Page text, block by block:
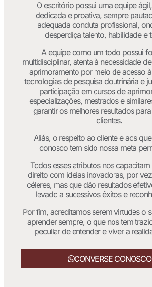
O escritório possui uma equipe
dedicada e proativa, sempre
adequada conduta profissional,
desperdiça talento, habilidade e
A equipe como um todo possui
multidisciplinar, atenta à necessidade
aprimoramento por meio de acesso
tecnologias de pesquisa doutrinária e
participação em cursos de
especializações, mestrados e
garantir os melhores resultados
clientes.
Aliás, o respeito ao cliente e aos
conosco tem sido nossa meta
Todos esses atributos nos
direito com ideias inovadoras, por
céleres, mas que dão resultados
levado a sucessivos êxitos e
Por fim, acreditamos serem virtudes o
aprender sempre, o que nos tem
peculiar de entender e viver a
CONVERSE CONOSCO